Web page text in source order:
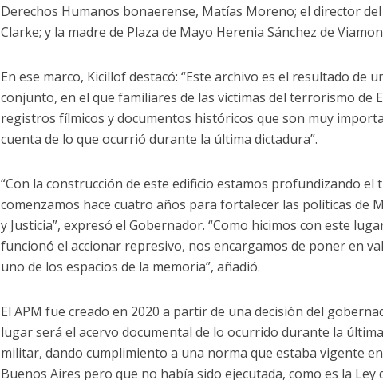
Derechos Humanos bonaerense, Matías Moreno; el director
Clarke; y la madre de Plaza de Mayo Herenia Sánchez de
En ese marco, Kicillof destacó: “Este archivo es el resultado de
conjunto, en el que familiares de las víctimas del terrorismo de
registros fílmicos y documentos históricos que son muy
cuenta de lo que ocurrió durante la última dictadura”.
“Con la construcción de este edificio estamos profundizando el
comenzamos hace cuatro años para fortalecer las políticas de
y Justicia”, expresó el Gobernador. “Como hicimos con este
funcionó el accionar represivo, nos encargamos de poner en
uno de los espacios de la memoria”, añadió.
El APM fue creado en 2020 a partir de una decisión del
lugar será el acervo documental de lo ocurrido durante la
militar, dando cumplimiento a una norma que estaba vigente
Buenos Aires pero que no había sido ejecutada, como es la Ley